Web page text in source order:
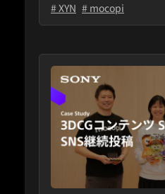
# XYN # mocopi